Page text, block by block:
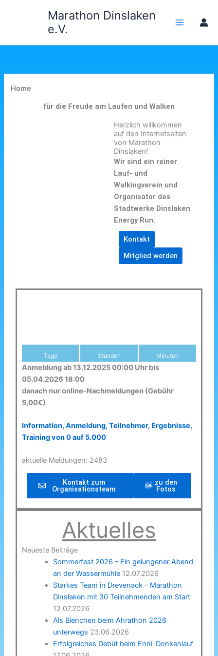
Marathon Dinslaken
e.V.
Home
für die Freude am Laufen und Walken
Herzlich willkommen
auf den Internetseiten
von Marathon
Dinslaken!
Wir sind ein reiner
Lauf- und
Walkingverein und
Organisator des
Stadtwerke Dinslaken
Energy Run.
Kontakt
Mitglied werden
Tage Stunden Minuten
Anmeldung ab 13.12.2025 00:00 Uhr bis
05.04.2026 18:00
danach nur online-Nachmeldungen (Gebühr
5,00€)
Information, Anmeldung, Teilnehmer, Ergebnisse,
Training von 0 auf 5.000
aktuelle Meldungen: 2483
Kontakt zum
Organisationsteam
zu den
Fotos
Aktuelles
Neueste Beiträge
Sommerfest 2026 – Ein gelungener Abend
an der Wassermühle 12.07.2026
Starkes Team in Drevenack – Marathon
Dinslaken mit 30 Teilnehmenden am Start
12.07.2026
Als Bienchen beim Ahrathon 2026
unterwegs 23.06.2026
Erfolgreiches Debüt beim Enni-Donkenlauf